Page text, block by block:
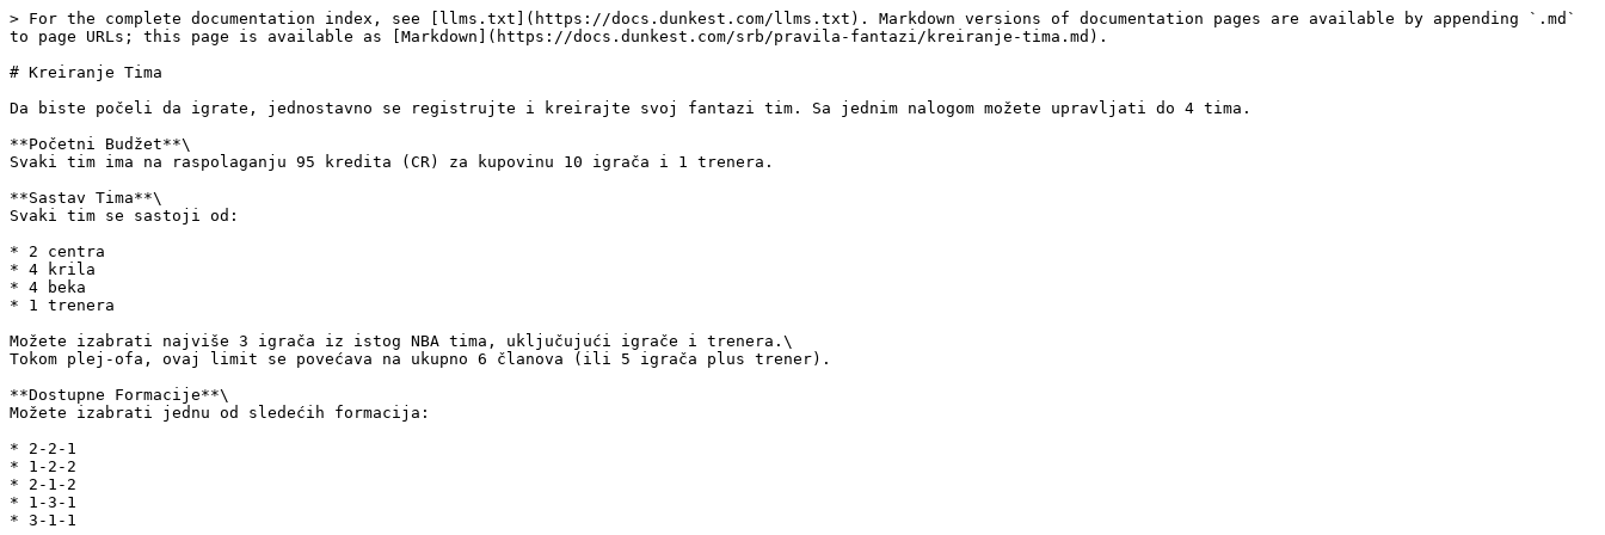
> For the complete documentation index, see [llms.txt](https://docs.dunkest.com/llms.txt). Markdown versions of documentation pages are available by appending `.md`
to page URLs; this page is available as [Markdown](https://docs.dunkest.com/srb/pravila-fantazi/kreiranje-tima.md).
# Kreiranje Tima
Da biste počeli da igrate, jednostavno se registrujte i kreirajte svoj fantazi tim. Sa jednim nalogom možete upravljati do 4 tima.
**Početni Budžet**\
Svaki tim ima na raspolaganju 95 kredita (CR) za kupovinu 10 igrača i 1 trenera.
**Sastav Tima**\
Svaki tim se sastoji od:
* 2 centra
* 4 krila
* 4 beka
* 1 trenera
Možete izabrati najviše 3 igrača iz istog NBA tima, uključujući igrače i trenera.\
Tokom plej-ofa, ovaj limit se povećava na ukupno 6 članova (ili 5 igrača plus trener).
**Dostupne Formacije**\
Možete izabrati jednu od sledećih formacija:
* 2-2-1
* 1-2-2
* 2-1-2
* 1-3-1